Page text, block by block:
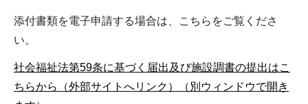
添付書類を電子申請する場合は、こちらをご覧くださ
い。
社会福祉法第59条に基づく届出及び施設調書の提出はこ
ちらから（外部サイトへリンク）（別ウィンドウで開き